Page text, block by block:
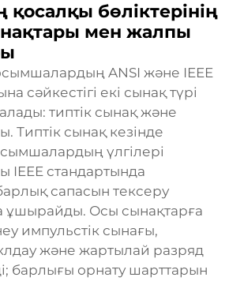
қосалқы бөліктерінің
мен жалпы
ANSI және IEEE
сәйкестігі екі сынақ түрі
типтік сынақ және
Типтік сынақ кезінде
үлгілері
IEEE стандартында
сапасын тексеру
ұшырайды. Осы сынақтарға
импульстік сынағы,
және жартылай разряд
барлығы орнату шарттарын